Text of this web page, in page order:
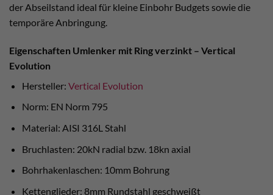
der Abseilstand ideal für kleine Einbohr Budgets sowie die
temporäre Anbringung.
Eigenschaften Umlenker mit Ring verzinkt – Vertical
Evolution
Hersteller: Vertical Evolution
Norm: EN Norm 795
Material: AISI 316L Stahl
Bruchlasten: 20kN radial bzw. 18kn axial
Bohrhakenlaschen: 10mm Bohrung
Kettenglieder: 8mm Rundstahl geschweißt